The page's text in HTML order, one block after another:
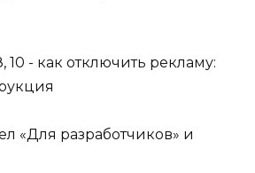
«Для разработчиков» и